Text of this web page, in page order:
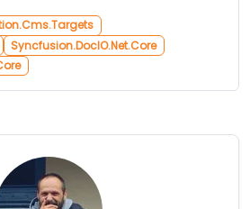
Syncfusion.DocIO.Net.Core